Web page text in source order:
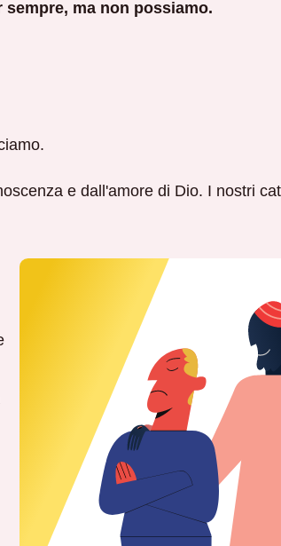
ma non possiamo.
e dall'amore di Dio. I nostri